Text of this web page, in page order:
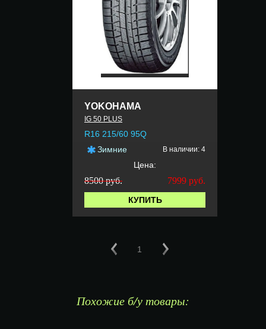
YOKOHAMA
IG 50 PLUS
R16 215/60 95Q
Зимние
В наличии: 4
Цена:
8500 руб. 7999 руб.
КУПИТЬ
1
Похожие б/у товары: